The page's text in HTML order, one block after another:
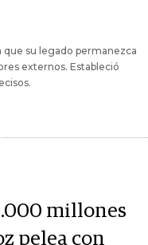
que su legado permanezca
externos. Estableció
millones
pelea con